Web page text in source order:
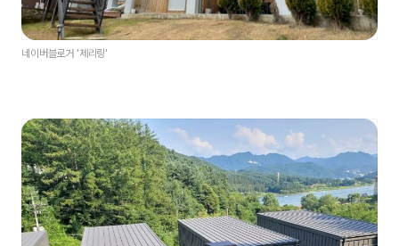
네이버블로거 '제리링'